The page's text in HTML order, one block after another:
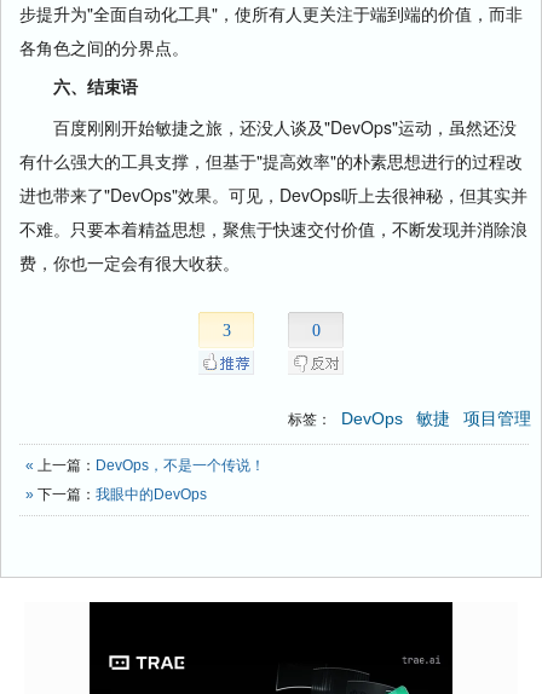
步提升为"全面自动化工具"，使所有人更关注于端到端的价值，而非
各角色之间的分界点。
六、结束语
百度刚刚开始敏捷之旅，还没人谈及"DevOps"运动，虽然还没
有什么强大的工具支撑，但基于"提高效率"的朴素思想进行的过程改
进也带来了"DevOps"效果。可见，DevOps听上去很神秘，但其实并
不难。只要本着精益思想，聚焦于快速交付价值，不断发现并消除浪
费，你也一定会有很大收获。
3 0
标签： DevOps 敏捷 项目管理
« 上一篇： DevOps，不是一个传说！
» 下一篇： 我眼中的DevOps